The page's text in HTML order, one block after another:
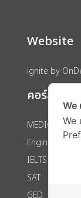
Website
ignite by
คอร์สเรียน
MEDICAL
Engineering
IELTS
SAT
GED
We
We